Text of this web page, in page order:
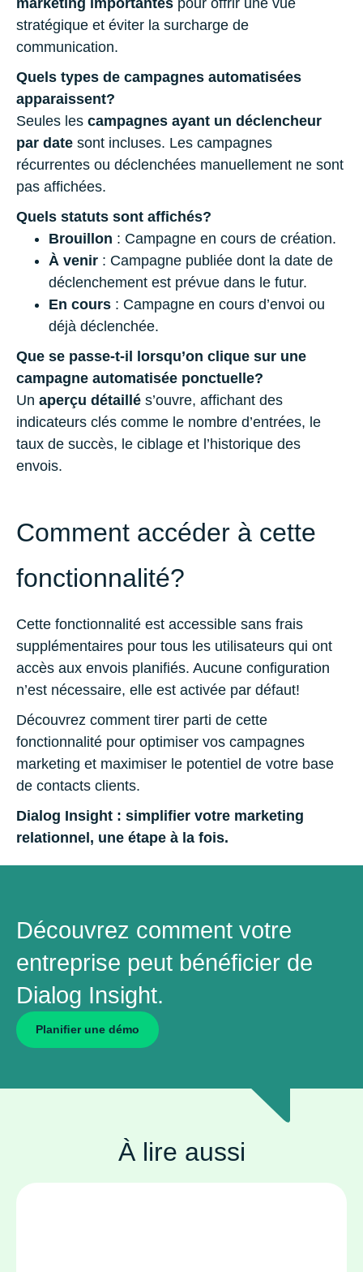
marketing importantes pour offrir une vue
stratégique et éviter la surcharge de
communication.
Quels types de campagnes automatisées
apparaissent?
Seules les campagnes ayant un déclencheur
par date sont incluses. Les campagnes
récurrentes ou déclenchées manuellement ne sont
pas affichées.
Quels statuts sont affichés?
Brouillon : Campagne en cours de création.
À venir : Campagne publiée dont la date de
déclenchement est prévue dans le futur.
En cours : Campagne en cours d’envoi ou
déjà déclenchée.
Que se passe-t-il lorsqu’on clique sur une
campagne automatisée ponctuelle?
Un aperçu détaillé s’ouvre, affichant des
indicateurs clés comme le nombre d’entrées, le
taux de succès, le ciblage et l’historique des
envois.
Comment accéder à cette
fonctionnalité?
Cette fonctionnalité est accessible sans frais
supplémentaires pour tous les utilisateurs qui ont
accès aux envois planifiés. Aucune configuration
n’est nécessaire, elle est activée par défaut!
Découvrez comment tirer parti de cette
fonctionnalité pour optimiser vos campagnes
marketing et maximiser le potentiel de votre base
de contacts clients.
Dialog Insight : simplifier votre marketing
relationnel, une étape à la fois.
Découvrez comment votre
entreprise peut bénéficier de
Dialog Insight.
Planiﬁer une démo
À lire aussi